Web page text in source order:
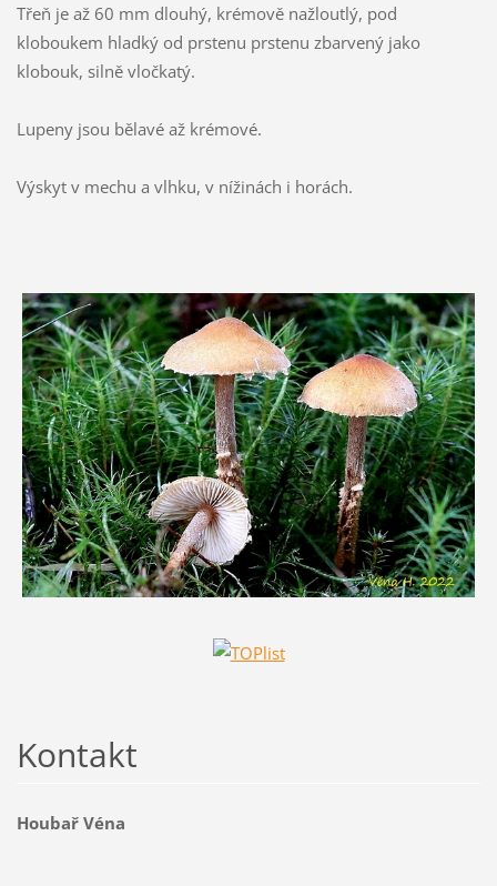
Třeň je až 60 mm dlouhý, krémově nažloutlý, pod
kloboukem hladký od prstenu prstenu zbarvený jako
klobouk, silně vločkatý.
Lupeny jsou bělavé až krémové.
Výskyt v mechu a vlhku, v nížinách i horách.
Kontakt
Houbař Véna